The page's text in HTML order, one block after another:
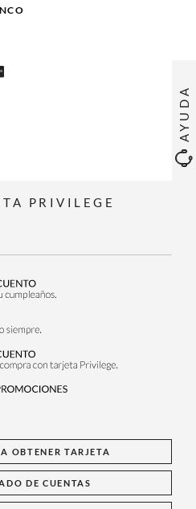
AYUDA
PRIVILEGE
OBTENER TARJETA
DE CUENTAS